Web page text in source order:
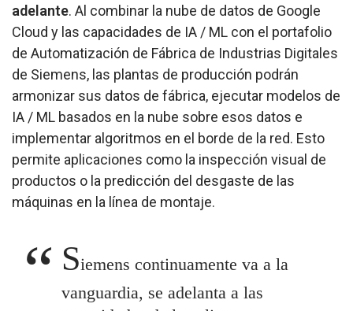
adelante. Al combinar la nube de datos de Google
Cloud y las capacidades de IA / ML con el portafolio
de Automatización de Fábrica de Industrias Digitales
de Siemens, las plantas de producción podrán
armonizar sus datos de fábrica, ejecutar modelos de
IA / ML basados ​​en la nube sobre esos datos e
implementar algoritmos en el borde de la red. Esto
permite aplicaciones como la inspección visual de
productos o la predicción del desgaste de las
máquinas en la línea de montaje.
Siemens continuamente va a la
vanguardia, se adelanta a las